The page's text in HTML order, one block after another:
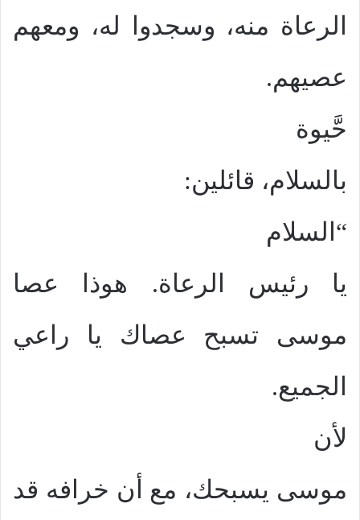
الرعاة منه، وسجدوا له، ومعهم
عصيهم.
حَّيوة
بالسلام، قائلين:
“السلام
يا رئيس الرعاة. هوذا عصا
موسى تسبح عصاك يا راعي
الجميع.
لأن
موسى يسبحك، مع أن خرافه قد